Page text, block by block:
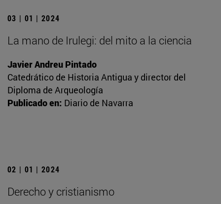
03 | 01 | 2024
La mano de Irulegi: del mito a la ciencia
Javier Andreu Pintado
Catedrático de Historia Antigua y director del
Diploma de Arqueología
Publicado en: Diario de Navarra
02 | 01 | 2024
Derecho y cristianismo